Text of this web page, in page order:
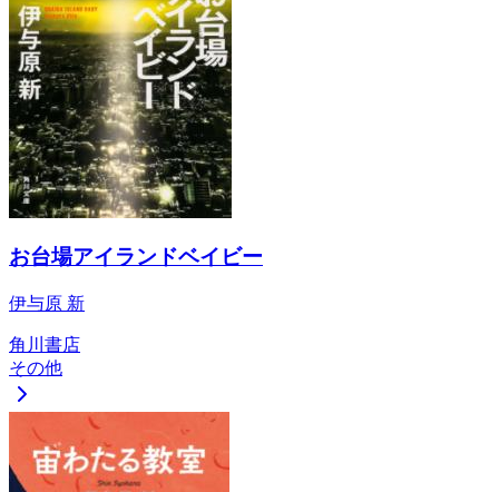
お台場アイランドベイビー
伊与原 新
角川書店
その他